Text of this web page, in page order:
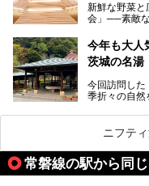
が特徴的。な
す。
新鮮な野菜と
会」──素敵
温浴施設「
ます。
業施設の一角
10室のサウ
今年も大人
茨城の名湯
今回訪問した
季折々の自然
紅葉シーズ
楽しんでも
ービスやイ
※2024年の紅
ニフテ
常磐線の駅から同